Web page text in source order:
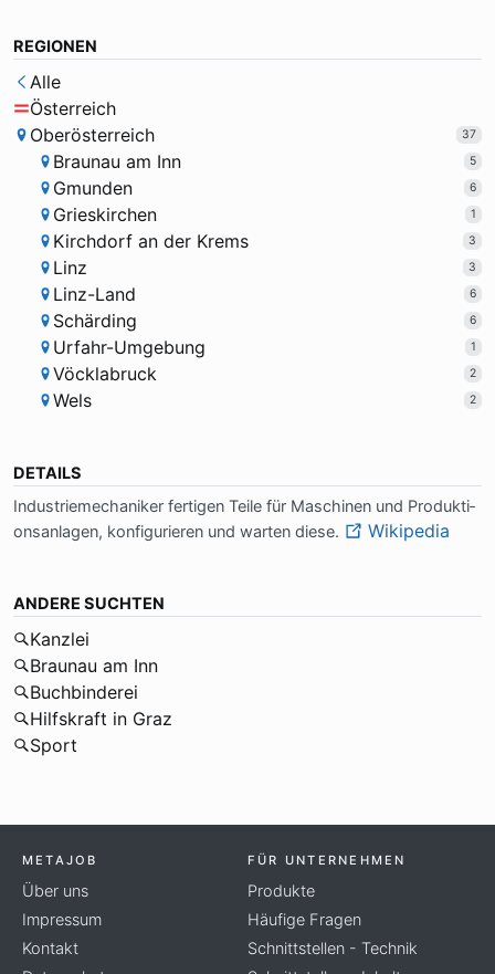
REGIONEN
Alle
Österreich
Oberösterreich
37
Braunau am Inn 5
Gmunden 6
Grieskirchen 1
Kirchdorf an der Krems 3
Linz 3
Linz-Land 6
Schärding 6
Urfahr-Umgebung 1
Vöcklabruck 2
Wels 2
DETAILS
In­du­strie­me­cha­ni­ker fer­ti­gen Tei­le für Ma­schi­nen und Pro­duk­ti­
ons­an­la­gen, kon­fi­gu­rie­ren und war­ten die­se.
Wikipedia
ANDERE SUCHTEN
Kanzlei
Braunau am Inn
Buchbinderei
Hilfskraft in Graz
Sport
METAJOB
Über uns
Impressum
Kontakt
FÜR UNTERNEHMEN
Produkte
Häufige Fragen
Schnittstellen - Technik